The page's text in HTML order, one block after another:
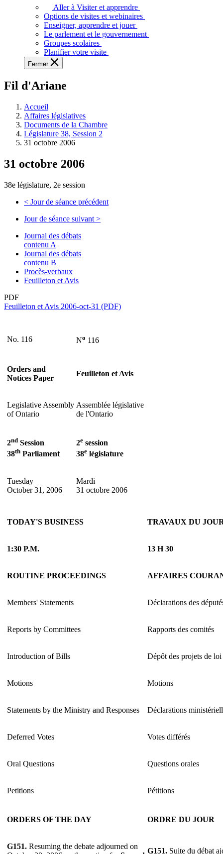
voir,
apprendre
et
à
à
législative.
Aller à Visiter et apprendre
Options de visites et webinaires
Enseigner, apprendre et jouer
Le parlement et le gouvernement
Groupes scolaires
Planifier votre visite
Fermer
Fil d'Ariane
Accueil
Affaires législatives
Documents de la Chambre
Législature 38, Session 2
31 octobre 2006
31 octobre 2006
38e législature, 2e session
< Jour de séance précédent
Jour de séance suivant >
Journal des débats
contenu A
Journal des débats
contenu B
Procès-verbaux
Feuilleton et Avis
PDF
Feuilleton et Avis 2006-oct-31 (PDF)
No. 116 No 116
Orders and
Notices Paper
Feuilleton et Avis
Legislative Assembly
of Ontario
Assemblée législative
de l'Ontario
2nd Session
38th Parliament
2e session
38e législature
Tuesday
October 31, 2006
Mardi
31 octobre 2006
TODAY'S BUSINESS TRAVAUX DU
1:30 P.M. 13 H 30
ROUTINE PROCEEDINGS AFFAIRES
Members' Statements Déclarations des
Reports by Committees Rapports des comités
Introduction of Bills Dépôt des projets de loi
Motions Motions
Statements by the Ministry and Responses Déclarations
Deferred Votes Votes différés
Oral Questions Questions orales
Petitions Pétitions
ORDERS OF THE DAY ORDRE DU JOUR
G151. Resuming the debate adjourned on
G151. Suite du débat